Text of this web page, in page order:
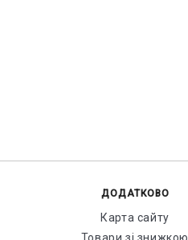
ДОДАТКОВО
Карта сайту